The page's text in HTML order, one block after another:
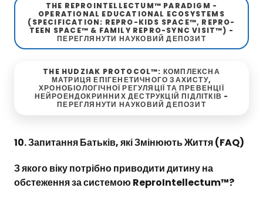
THE REPROINTELLECTUM™ PARADIGM -
OPERATIONAL EDUCATIONAL ECOSYSTEMS
(SPECIFICATION: REPRO-KIDS SPACE™, REPRO-
TEEN SPACE™ & FAMILY REPRO-SYNC VISIT™) -
ПЕРЕГЛЯНУТИ НАУКОВИЙ ДЕПОЗИТ
THE HUDZIAK PROTOCOL™: КОМПЛЕКСНА
МАТРИЦЯ ЕПІГЕНЕТИЧНОГО ЗАХИСТУ,
ХРОНОБІОЛОГІЧНОЇ РЕГУЛЯЦІЇ ТА ПРЕВЕНЦІЇ
НЕЙРОЕНДОКРИННИХ ДЕСТРУКЦІЙ ПІДЛІТКІВ -
ПЕРЕГЛЯНУТИ НАУКОВИЙ ДЕПОЗИТ
10. Запитання Батьків, які Змінюють Життя (FAQ)
З якого віку потрібно приводити дитину на
обстеження за системою ReproIntellectum™?